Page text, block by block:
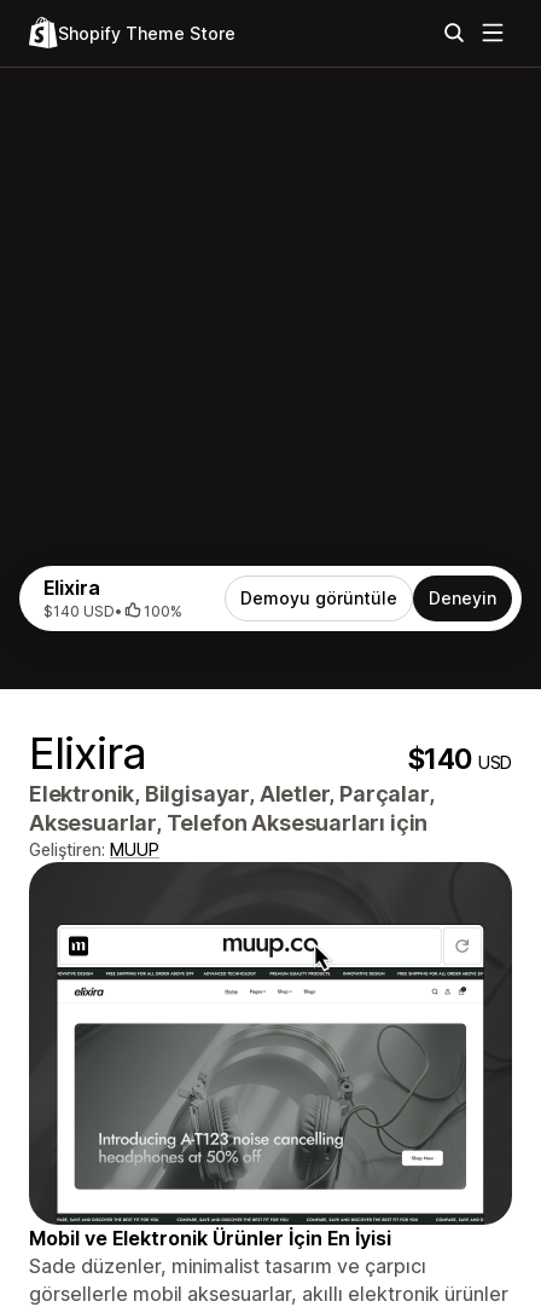
Shopify Theme Store
Elixira
$140 USD• 100%
Demoyu görüntüle Deneyin
Elixira $140USD
Elektronik, Bilgisayar, Aletler, Parçalar,
Aksesuarlar, Telefon Aksesuarları için
Geliştiren: MUUP
Mobil ve Elektronik Ürünler İçin En İyisi
Sade düzenler, minimalist tasarım ve çarpıcı
görsellerle mobil aksesuarlar, akıllı elektronik ürünler